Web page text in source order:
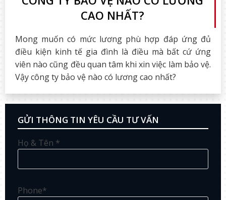
CAO NHẤT?
Mong muốn có mức lương phù hợp đáp ứng đủ
điều kiện kinh tế gia đình là điều mà bất cứ ứng
viên nào cũng đều quan tâm khi xin việc làm bảo vệ.
Vậy công ty bảo vệ nào có lương cao nhất?
GỬI THÔNG TIN YÊU CẦU TƯ VẤN
Họ & Tên *
Phone*